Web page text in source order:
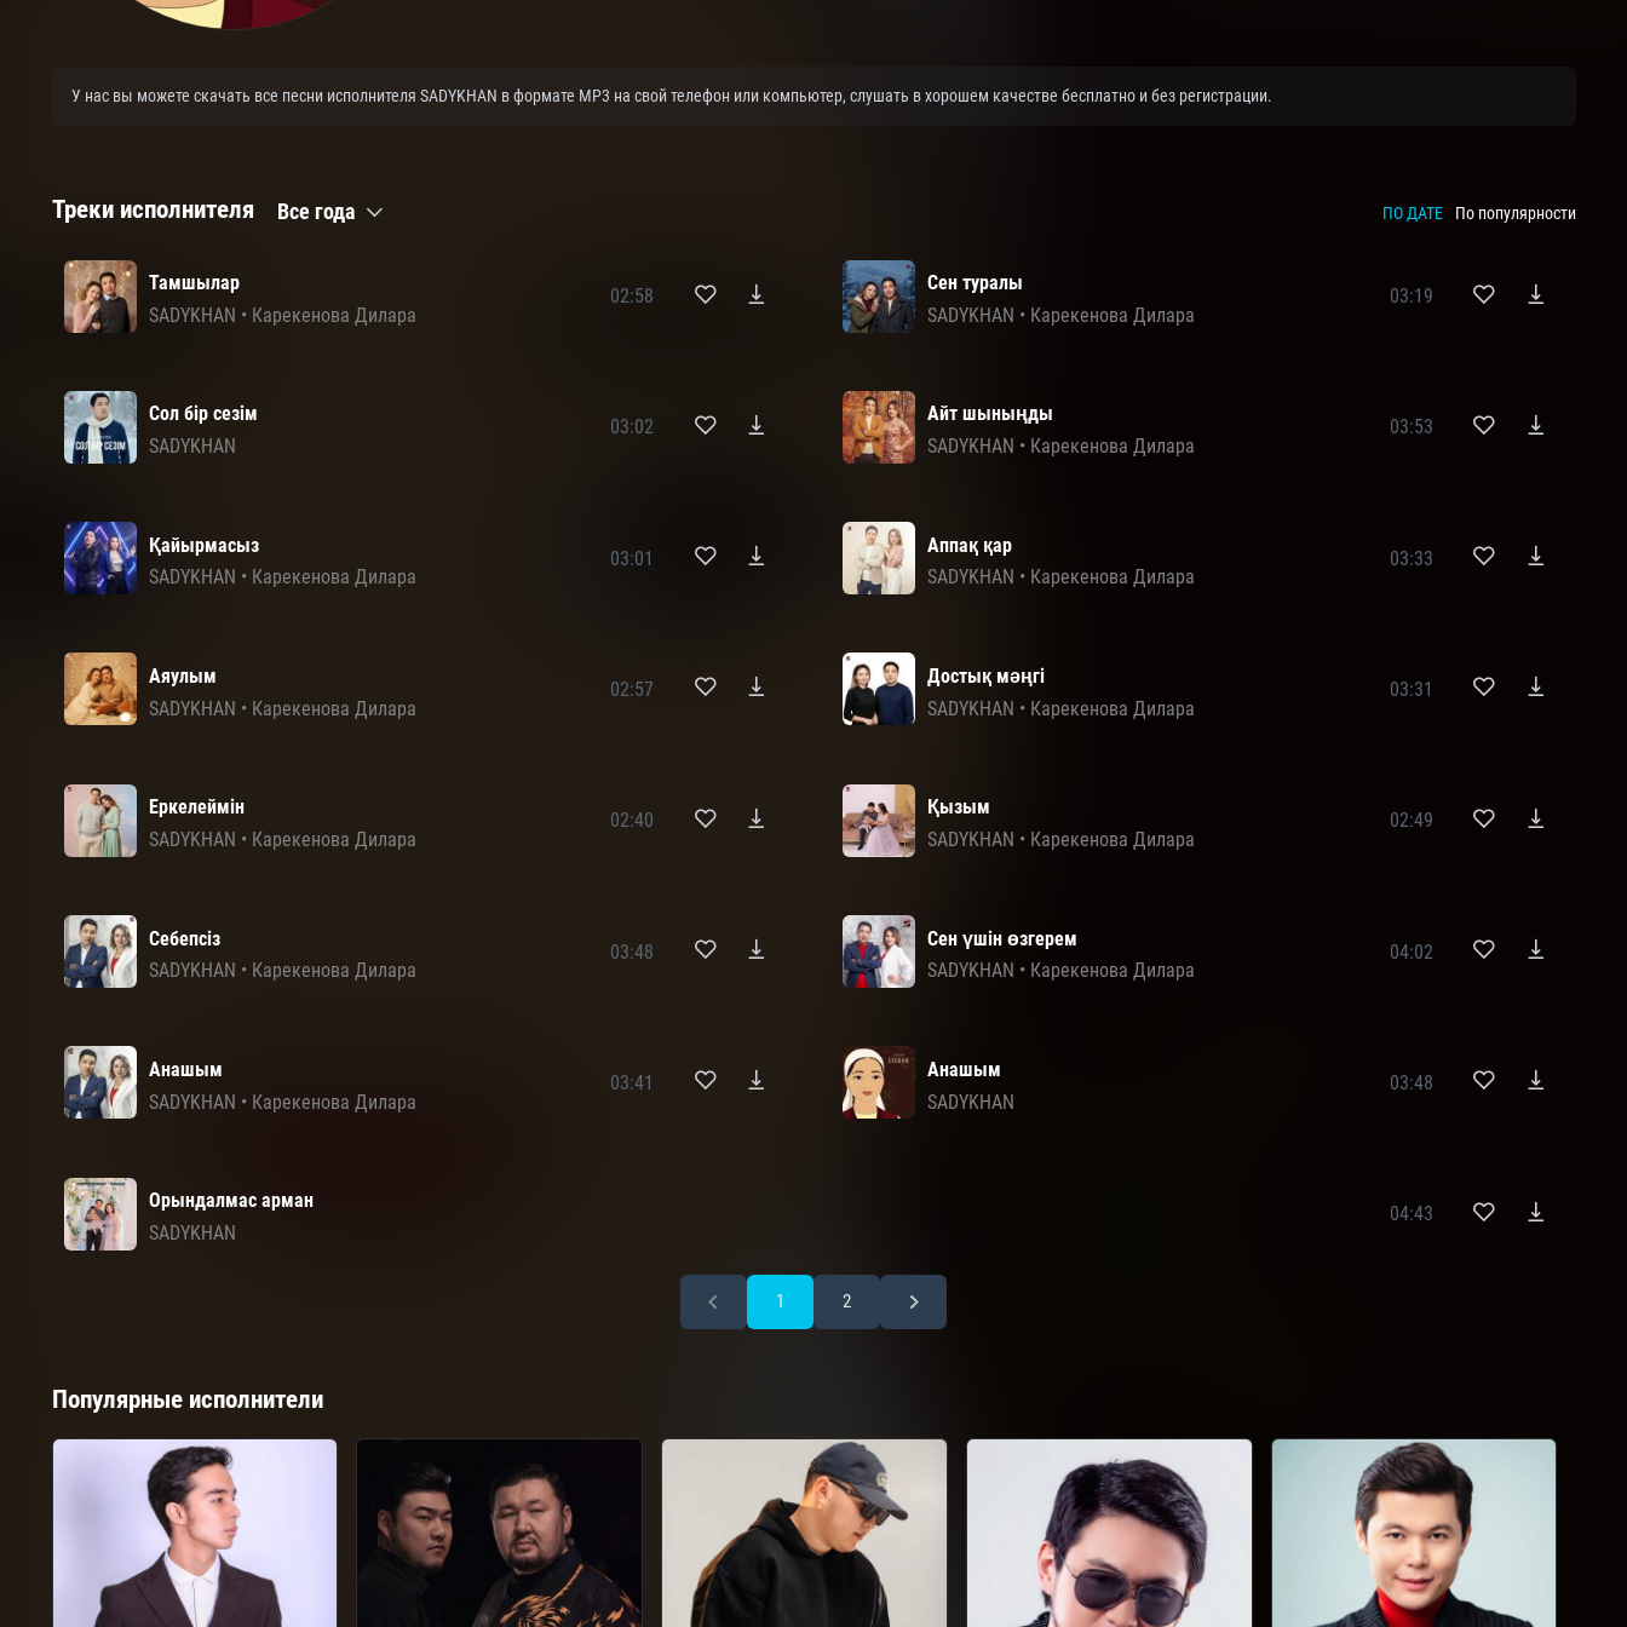
У нас вы можете скачать все песни исполнителя SADYKHAN в формате MP3 на свой телефон или компьютер, слушать в хорошем качестве бесплатно и без регистрации.
Треки исполнителя Все года ПО ДАТЕ По популярности
Тамшылар
SADYKHAN • Карекенова Дилара
02:58
Сен туралы
SADYKHAN • Карекенова Дилара
03:19
Сол бір сезім
SADYKHAN
03:02
Айт шыныңды
SADYKHAN • Карекенова Дилара
03:53
Қайырмасыз
SADYKHAN • Карекенова Дилара
03:01
Аппақ қар
SADYKHAN • Карекенова Дилара
03:33
Аяулым
SADYKHAN • Карекенова Дилара
02:57
Достық мәңгі
SADYKHAN • Карекенова Дилара
03:31
Еркелеймін
SADYKHAN • Карекенова Дилара
02:40
Қызым
SADYKHAN • Карекенова Дилара
02:49
Себепсіз
SADYKHAN • Карекенова Дилара
03:48
Сен үшін өзгерем
SADYKHAN • Карекенова Дилара
04:02
Анашым
SADYKHAN • Карекенова Дилара
03:41
Анашым
SADYKHAN
03:48
Орындалмас арман
SADYKHAN
04:43
1 2
Популярные исполнители